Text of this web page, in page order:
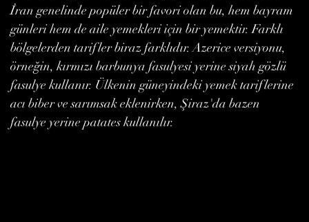
İran genelinde popüler bir favori olan bu, hem bayram
günleri hem de aile yemekleri için bir yemektir. Farklı
bölgelerden tarifler biraz farklıdır. Azerice versiyonu,
örneğin, kırmızı barbunya fasulyesi yerine siyah gözlü
fasulye kullanır. Ülkenin güneyindeki yemek tariflerine
acı biber ve sarımsak eklenirken, Şiraz'da bazen
fasulye yerine patates kullanılır.